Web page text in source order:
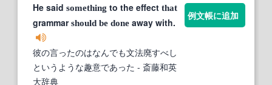
He said something to the effect that
grammarshould be done away with.
彼の言ったのはなんでも文法廃すべし
というような趣意であった - 斎藤和英
大辞典
例文帳に追加